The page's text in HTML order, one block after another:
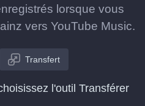
lorsque vous
vers YouTube Music.
Transfert
l'outil Transférer